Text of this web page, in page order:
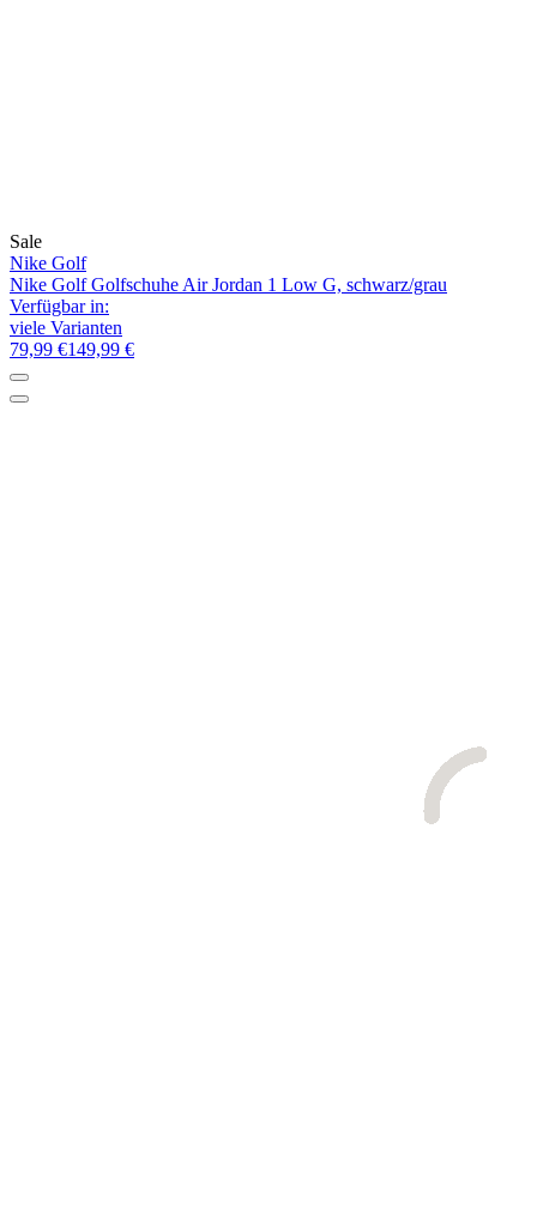
Sale
Nike Golf
Nike Golf Golfschuhe Air Jordan 1 Low G, schwarz/grau
Verfügbar in:
viele Varianten
79,99 €149,99 €